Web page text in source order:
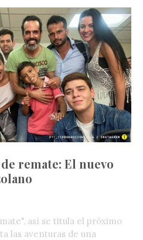
‌remate:‌ ‌El‌ ‌nuevo‌
así se titula el próximo
las aventuras de una